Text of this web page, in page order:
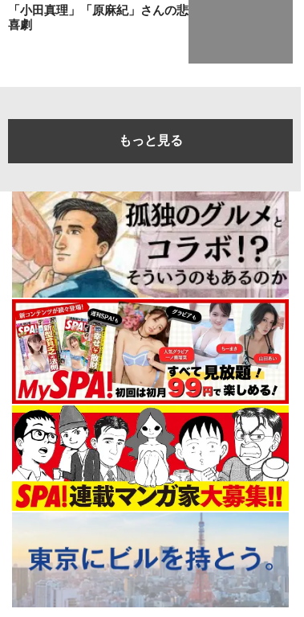
「小田真理」「原麻紀」さんの悲
喜劇
もっと見る